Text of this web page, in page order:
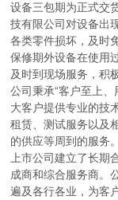
设备三包期为正式交
技有限公司对设备出
各类零件损坏，及时
保修期外设备在使用
及时到现场服务，积
公司秉承“客户至上
大客户提供专业的技
租赁、测试服务以及
的供应等周到的服务
上市公司建立了长
成商和综合服务商。
遍及各行各业，为客